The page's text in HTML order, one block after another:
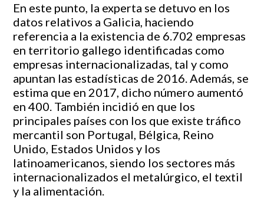
En este punto, la experta se detuvo en los
datos relativos a Galicia, haciendo
referencia a la existencia de 6.702 empresas
en territorio gallego identificadas como
empresas internacionalizadas, tal y como
apuntan las estadísticas de 2016. Además, se
estima que en 2017, dicho número aumentó
en 400. También incidió en que los
principales países con los que existe tráfico
mercantil son Portugal, Bélgica, Reino
Unido, Estados Unidos y los
latinoamericanos, siendo los sectores más
internacionalizados el metalúrgico, el textil
y la alimentación.